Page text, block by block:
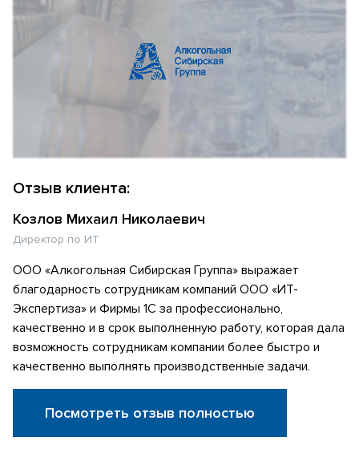
Отзыв клиента:
Козлов Михаил Николаевич
Директор по ИТ
ООО «Алкогольная Сибирская Группа» выражает
благодарность сотрудникам компаний ООО «ИТ-
Экспертиза» и Фирмы 1С за профессионально,
качественно и в срок выполненную работу, которая дала
возможность сотрудникам компании более быстро и
качественно выполнять производственные задачи.
Посмотреть отзыв полностью